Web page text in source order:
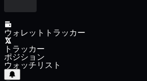
ウォレットトラッカー
トラッカー
ポジション
ウォッチリスト